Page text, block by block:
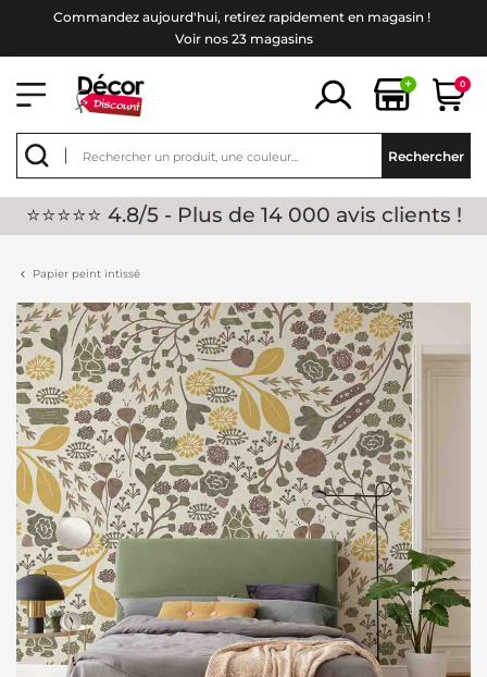
Commandez aujourd'hui, retirez rapidement en magasin !
Voir nos 23 magasins
+ 0
Rechercher
⭐⭐⭐⭐⭐ 4.8/5 - Plus de 14 000 avis clients !
Papier peint intissé